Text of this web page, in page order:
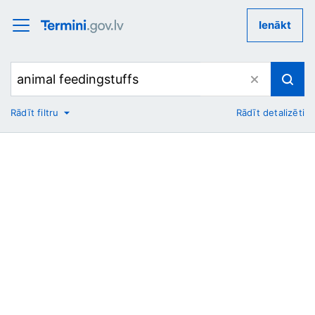
Ienākt
No
Rādīt filtru Rādīt detalizēti